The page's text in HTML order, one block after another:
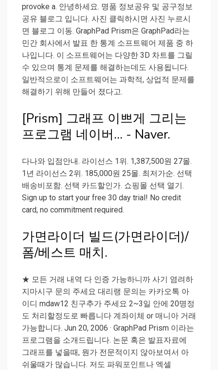
provoke a. 안녕하세요. 명품 정보공유 및 공구정보
공유 블로그 입니다. 사진 클릭하시면 사진 누르시
면 블로그 이동. GraphPad Prism은 GraphPad라는
민간 회사에서 발표 한 통계 소프트웨어 제품 중 하
나입니다. 이 소프트웨어는 다양한 3D 차트를 그릴
수 있으며 통계 문제를 해결하는데도 사용됩니다.
일반적으로이 소프트웨어는 과학적, 상업적 문제를
해결하기 위해 만들어 졌다고.
[Prism] 그래프 이쁘게 그리는
프로그램 네이버... - Naver.
다나와 입점안내. 라이선스 1위. 1,387,500원 27몰.
1년 라이선스 2위. 185,000원 25몰. 최저가순. 선택
배송비포함. 선택 카드할인가. 쇼핑몰 선택 열기.
Sign up to start your free 30 day trial! No credit
card, no commitment required.
가면라이더 빌드(가면라이더)/
폼/베스트 매치.
★ 모든 거래 내역 다 인증 가능하니까 사기 염려하
지마시구 문의 주세요 대리랭 문의는 카카오톡 아
이디 mdaw12 친구추가 주세요 2~3일 안에 20명정
도 처리할정도로 빠릅니다 계좌이체 or 매니아 거래
가능합니다. Jun 20, 2006 · GraphPad Prism 이라는
프로그램을 소개드립니다. 논문 혹은 발표자료에
그래프를 넣을때, 뭔가 전문적이지 않아보여서 아
쉬울때가 많습니다. 저도 파워포인트나 엑셀